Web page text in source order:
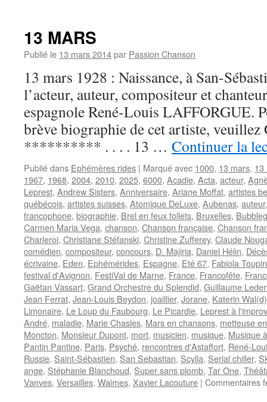
13 MARS
Publié le 13 mars 2014par Passion Chanson
13 mars 1928 : Naissance, à San-
l’acteur, auteur, compositeur et
espagnole René-Louis LAFFORGUE.
brève biographie de cet artiste,
********** . . . . 13 … Continuer la
Publié dans Ephémères rides | Marqué avec 1000, 13 mars, 13
1967, 1968, 2004, 2010, 2025, 6000, Acadie, Acta, acteur,
Leprest, Andrew Sisters, Anniversaire, Ariane Moffat, artistes
québécois, artistes suisses, Atomique DeLuxe, Aubenas, auteur
francophone, biographie, Brel en feux follets, Bruxelles,
Carmen Maria Vega, chanson, Chanson française, Chanson
Charleroi, Christiane Stéfanski, Christine Zufferey, Claude
comédien, compositeur, concours, D. Majiria, Daniel Hélin,
écrivaine, Eden, Ephémérides, Espagne, Eté 67, Fabiola Toupin
festival d'Avignon, FestiVal de Marne, France, Francofête,
Gaëtan Vassart, Grand Orchestre du Splendid, Guillaume
Jean Ferrat, Jean-Louis Beydon, joaillier, Jorane, Katerin
Limonaire, Le Loup du Faubourg, Le Picardie, Leprest à
André, maladie, Marie Chasles, Mars en chansons, metteuse
Moncton, Monsieur Dupont, mort, musicien, musique, Musique
Pantin Pantine, Paris, Psyché, rencontres d'Astaffort, René-
Russie, Saint-Sébastien, San Sebastian, Scylla, Serial chiller,
ange, Stéphanie Blanchoud, Super sans plomb, Tar One,
Vanves, Versailles, Waimes, Xavier Lacouture | Commentaires